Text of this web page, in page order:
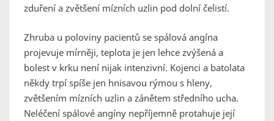
zduření a zvětšení mízních uzlin pod dolní čelistí.
Zhruba u poloviny pacientů se spálová angína
projevuje mírněji, teplota je jen lehce zvýšená a
bolest v krku není nijak intenzivní. Kojenci a batolata
někdy trpí spíše jen hnisavou rýmou s hleny,
zvětšením mízních uzlin a zánětem středního ucha.
Neléčení spálové angíny nepříjemně protahuje její